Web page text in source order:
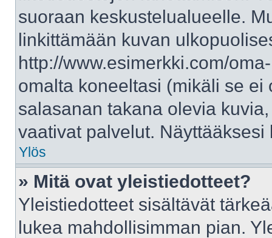
suoraan keskustelualueelle.
linkittämään kuvan
http://www.esimerkki.com/
omalta koneeltasi (mikäli se
salasanan takana olevia
vaativat palvelut.
Ylös
» Mitä ovat yleistiedotteet?
Yleistiedotteet sisältävät
lukea mahdollisimman pian.